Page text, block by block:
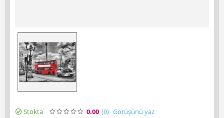
Stokta 0.00 (0) Görüşünü yaz